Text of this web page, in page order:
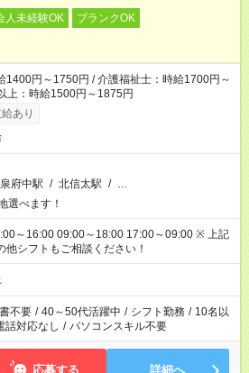
人未経験OK
ブランクOK
1400円～1750円 / 介護福祉士：時給1700円～
上：時給1500円～1875円
あり
府中駅 / 北信太駅 / …
べます！
～16:00 09:00～18:00 17:00～09:00 ※ 上記
他シフトもご相談ください！
不要 / 40～50代活躍中 / シフト勤務 / 10名以
話対応なし / パソコンスキル不要
応募する 詳細へ